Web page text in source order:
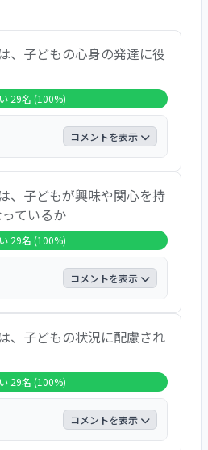
ゃいますか」との質問に対
％、「満足」13.8％、を
答率となっており、園に対
度がうかがわれます。個別
い」と回答している結果が
況がうかがえました。特
は、子どもの心身の発達に
保育所での活動は、子ども
行えるようになっている
事は、子どもの状況に配慮
どもの保育について家庭と
るか」などは、「はい」の
足度が高い結果でした。
、子どもの心身の発達に役
29名 (100%)
コメントを表示
が「はい」と答え、全体
全ての回答者という結果
記入の結果では、自然と
使った遊び、たくさんの
長を促す環境が揃ってい
長を感じていますなどの
、子どもが興味や関心を持
ているか
29名 (100%)
コメントを表示
が「はい」と答え、全体
全ての回答者という結果
記入の結果では、お抹茶
があり、家でも楽しかっ
いますなどの声が聞かれ
、子どもの状況に配慮され
29名 (100%)
コメントを表示